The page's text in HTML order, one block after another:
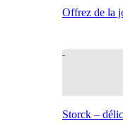
Offrez de la
Storck –